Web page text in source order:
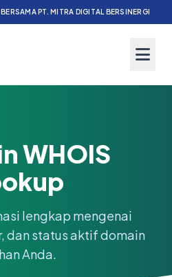
PT. MITRA DIGITAL BERSINERGI
WHOIS
lengkap mengenai
dan status aktif domain
Anda.